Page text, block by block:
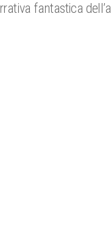
fantastica